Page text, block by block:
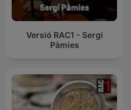
Versió RAC1 - Sergi
Pàmies